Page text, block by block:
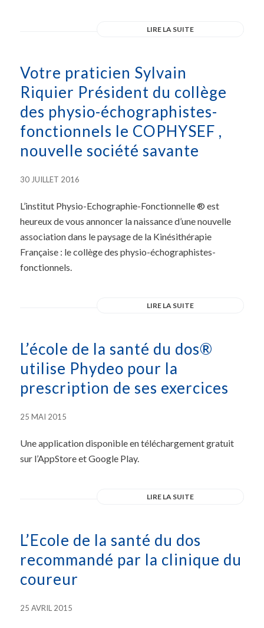
LIRE LA SUITE
Votre praticien Sylvain
Riquier Président du collège
des physio-échographistes-
fonctionnels le COPHYSEF ,
nouvelle société savante
30 JUILLET 2016
L’institut Physio-Echographie-Fonctionnelle ® est
heureux de vous annoncer la naissance d’une nouvelle
association dans le paysage de la Kinésithérapie
Française : le collège des physio-échographistes-
fonctionnels.
LIRE LA SUITE
L’école de la santé du dos®
utilise Phydeo pour la
prescription de ses exercices
25 MAI 2015
Une application disponible en téléchargement gratuit
sur l’AppStore et Google Play.
LIRE LA SUITE
L’Ecole de la santé du dos
recommandé par la clinique du
coureur
25 AVRIL 2015